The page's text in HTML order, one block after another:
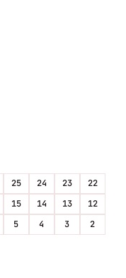
25 24 23
22
15 14 13
12
5 4 3
2